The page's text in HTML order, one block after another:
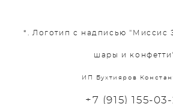
*. Логотип с надписью "Миссис
шары и
ИП Бухтияров
+7 (915) 155-03-